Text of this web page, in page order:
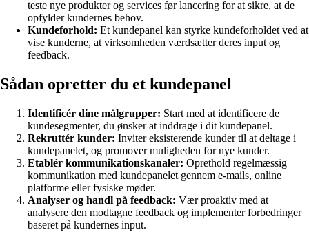
teste nye produkter og services før lancering for at sikre, at de
opfylder kundernes behov.
Kundeforhold: Et kundepanel kan styrke kundeforholdet ved at
vise kunderne, at virksomheden værdsætter deres input og
feedback.
Sådan opretter du et kundepanel
Identificér dine målgrupper: Start med at identificere de
kundesegmenter, du ønsker at inddrage i dit kundepanel.
Rekruttér kunder: Inviter eksisterende kunder til at deltage i
kundepanelet, og promover muligheden for nye kunder.
Etablér kommunikationskanaler: Oprethold regelmæssig
kommunikation med kundepanelet gennem e-mails, online
platforme eller fysiske møder.
Analyser og handl på feedback: Vær proaktiv med at
analysere den modtagne feedback og implementer forbedringer
baseret på kundernes input.